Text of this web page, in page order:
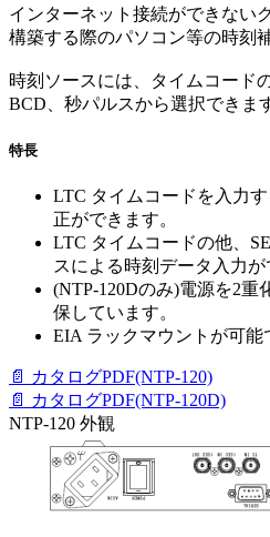
インターネット接続ができない
構築する際のパソコン等の時刻
時刻ソースには、タイムコード
BCD、秒パルスから選択できま
特長
LTC タイムコードを入力
正ができます。
LTC タイムコードの他、
スによる時刻データ入力が
(NTP-120Dのみ)電源を2重
保しています。
EIA ラックマウントが可能
📄 カタログPDF(NTP-120)
📄 カタログPDF(NTP-120D)
NTP-120 外観